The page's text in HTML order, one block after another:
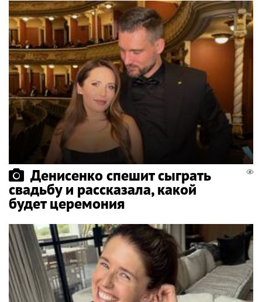
Денисенко спешит сыграть
свадьбу и рассказала, какой
будет церемония